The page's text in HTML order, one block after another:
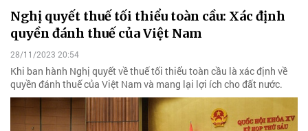
Nghị quyết thuế tối thiểu toàn cầu: Xác định
quyền đánh thuế của Việt Nam
28/11/2023 20:54
Khi ban hành Nghị quyết về thuế tối thiểu toàn cầu là xác định về
quyền đánh thuế của Việt Nam và mang lại lợi ích cho đất nước.